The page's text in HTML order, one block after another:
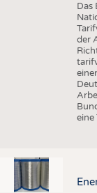
Das
der
eine